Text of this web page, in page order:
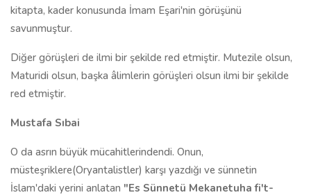
kitapta, kader konusunda İmam Eşari'nin görüşünü
savunmuştur.
Diğer görüşleri de ilmi bir şekilde red etmiştir. Mutezile olsun,
Maturidi olsun, başka âlimlerin görüşleri olsun ilmi bir şekilde
red etmiştir.
Mustafa Sıbai
O da asrın büyük mücahitlerindendi. Onun,
müsteşriklere(Oryantalistler) karşı yazdığı ve sünnetin
İslam'daki yerini anlatan "Es Sünnetü Mekanetuha fi't-